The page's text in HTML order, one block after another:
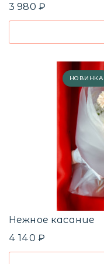
3 980 ₽
НОВИНКА
Нежное касание
4 140 ₽